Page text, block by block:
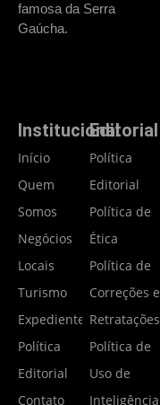
famosa da Serra
Gaúcha.
Institucional
Início
Quem
Somos
Negócios
Locais
Turismo
Expediente
Política
Editorial
Contato
Editorial
Política
Editorial
Política de
Ética
Política de
Correções e
Retratações
Política de
Uso de
Inteligência